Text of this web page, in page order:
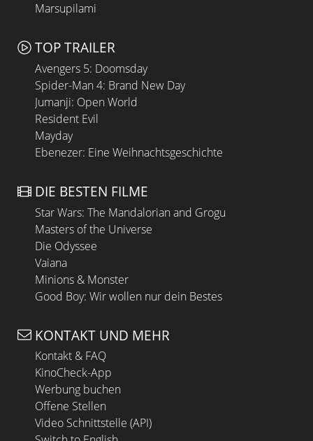
Marsupilami
TOP TRAILER
Avengers 5: Doomsday
Spider-Man 4: Brand New Day
Jumanji: Open World
Resident Evil
Mayday
Ebenezer: Eine Weihnachtsgeschichte
DIE BESTEN FILME
Star Wars: The Mandalorian and Grogu
Masters of the Universe
Die Odyssee
Vaiana
Minions & Monster
Good Boy: Wir wollen nur dein Bestes
KONTAKT UND MEHR
Kontakt & FAQ
KinoCheck-App
Werbung buchen
Offene Stellen
Video Schnittstelle (API)